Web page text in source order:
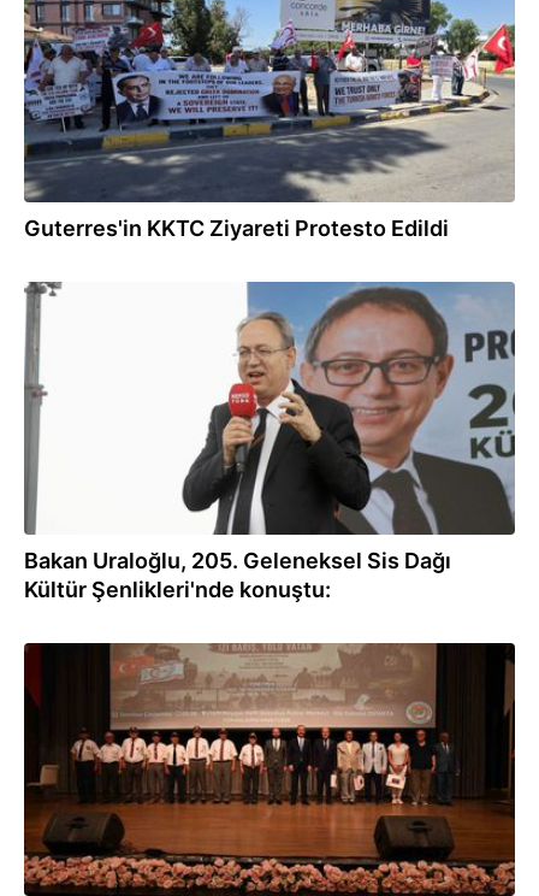
Guterres'in KKTC Ziyareti Protesto Edildi
Bakan Uraloğlu, 205. Geleneksel Sis Dağı
Kültür Şenlikleri'nde konuştu:
23.07.2026